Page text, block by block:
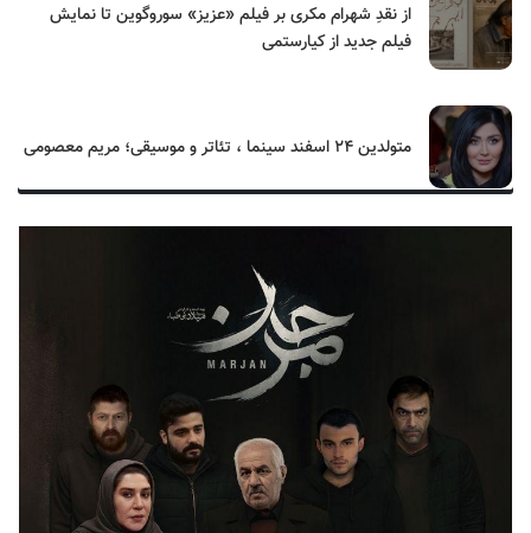
از نقدِ شهرام مکری بر فیلم «عزیز» سوروگوین تا نمایش
فیلم جدید از کیارستمی
متولدین ۲۴ اسفند سینما ، تئاتر و موسیقی؛ مریم معصومی